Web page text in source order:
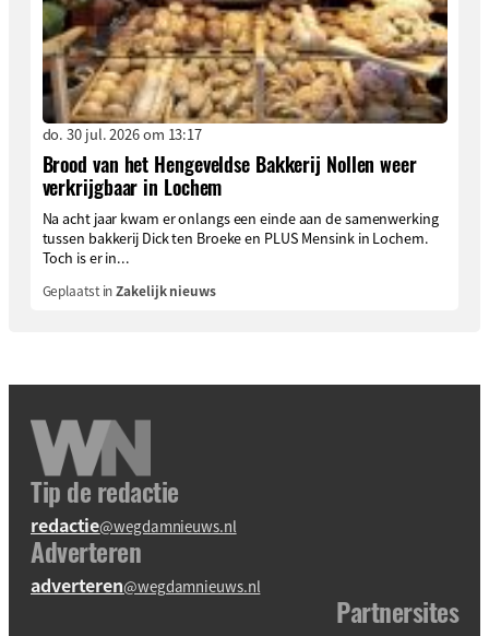
do. 30 jul. 2026 om 13:17
Brood van het Hengeveldse Bakkerij Nollen weer
verkrijgbaar in Lochem
Na acht jaar kwam er onlangs een einde aan de samenwerking
tussen bakkerij Dick ten Broeke en PLUS Mensink in Lochem.
Toch is er in...
Geplaatst inZakelijk nieuws
Tip de redactie
redactie@wegdamnieuws.nl
Adverteren
adverteren@wegdamnieuws.nl
Partnersites